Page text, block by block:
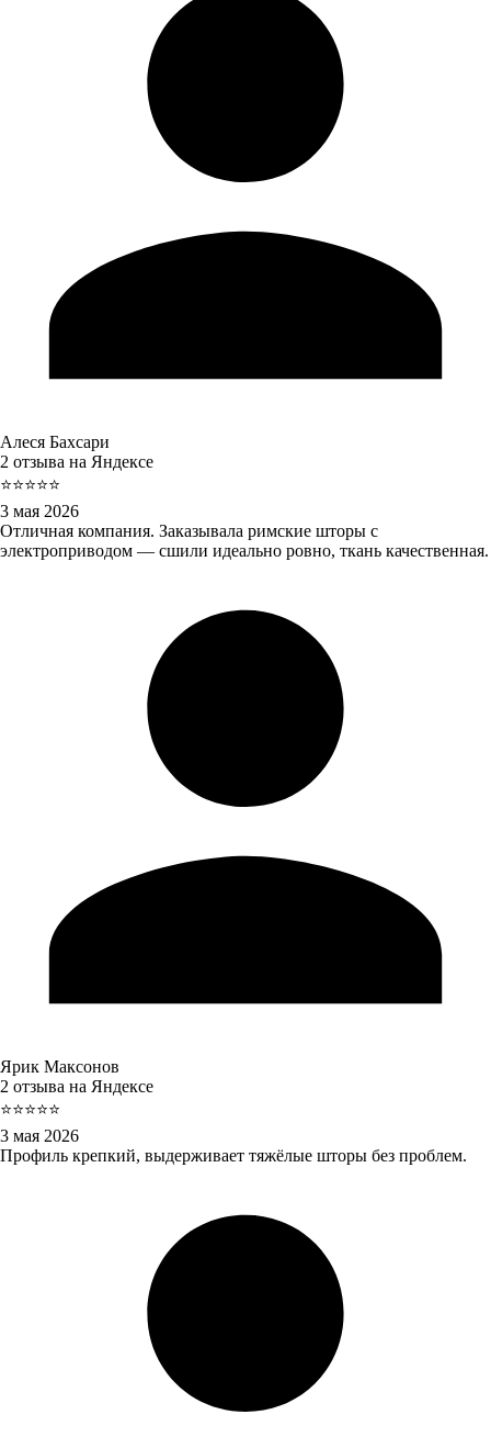
Алеся Бахсари
2 отзыва на Яндексе
⭐⭐⭐⭐⭐
3 мая 2026
Отличная компания. Заказывала римские шторы с
электроприводом — сшили идеально ровно, ткань качественная.
Ярик Максонов
2 отзыва на Яндексе
⭐⭐⭐⭐⭐
3 мая 2026
Профиль крепкий, выдерживает тяжёлые шторы без проблем.